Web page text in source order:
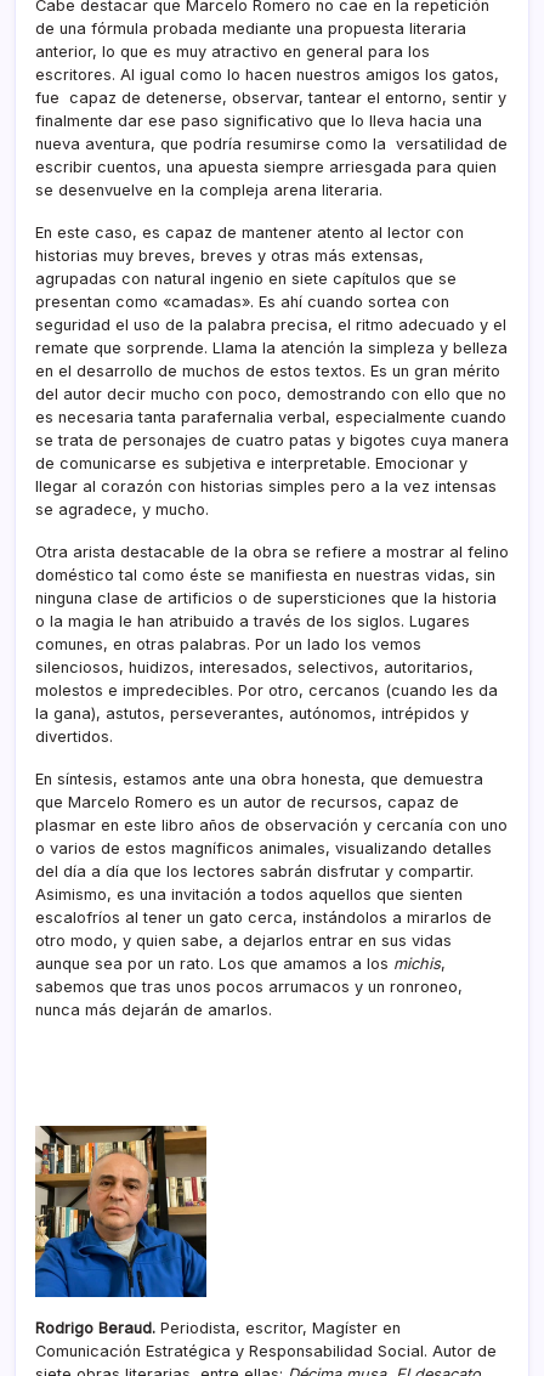
Cabe destacar que Marcelo Romero no cae en la repetición
de una fórmula probada mediante una propuesta literaria
anterior, lo que es muy atractivo en general para los
escritores. Al igual como lo hacen nuestros amigos los gatos,
fue capaz de detenerse, observar, tantear el entorno, sentir y
finalmente dar ese paso significativo que lo lleva hacia una
nueva aventura, que podría resumirse como la versatilidad de
escribir cuentos, una apuesta siempre arriesgada para quien
se desenvuelve en la compleja arena literaria.
En este caso, es capaz de mantener atento al lector con
historias muy breves, breves y otras más extensas,
agrupadas con natural ingenio en siete capítulos que se
presentan como «camadas». Es ahí cuando sortea con
seguridad el uso de la palabra precisa, el ritmo adecuado y el
remate que sorprende. Llama la atención la simpleza y belleza
en el desarrollo de muchos de estos textos. Es un gran mérito
del autor decir mucho con poco, demostrando con ello que no
es necesaria tanta parafernalia verbal, especialmente cuando
se trata de personajes de cuatro patas y bigotes cuya manera
de comunicarse es subjetiva e interpretable. Emocionar y
llegar al corazón con historias simples pero a la vez intensas
se agradece, y mucho.
Otra arista destacable de la obra se refiere a mostrar al felino
doméstico tal como éste se manifiesta en nuestras vidas, sin
ninguna clase de artificios o de supersticiones que la historia
o la magia le han atribuido a través de los siglos. Lugares
comunes, en otras palabras. Por un lado los vemos
silenciosos, huidizos, interesados, selectivos, autoritarios,
molestos e impredecibles. Por otro, cercanos (cuando les da
la gana), astutos, perseverantes, autónomos, intrépidos y
divertidos.
En síntesis, estamos ante una obra honesta, que demuestra
que Marcelo Romero es un autor de recursos, capaz de
plasmar en este libro años de observación y cercanía con uno
o varios de estos magníficos animales, visualizando detalles
del día a día que los lectores sabrán disfrutar y compartir.
Asimismo, es una invitación a todos aquellos que sienten
escalofríos al tener un gato cerca, instándolos a mirarlos de
otro modo, y quien sabe, a dejarlos entrar en sus vidas
aunque sea por un rato. Los que amamos a los michis,
sabemos que tras unos pocos arrumacos y un ronroneo,
nunca más dejarán de amarlos.
Rodrigo Beraud. Periodista, escritor, Magíster en
Comunicación Estratégica y Responsabilidad Social. Autor de